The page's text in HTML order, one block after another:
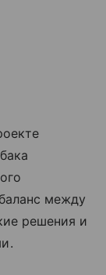
между
решения и